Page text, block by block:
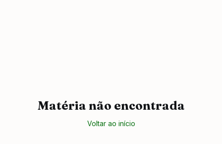
Matéria não encontrada
Voltar ao início